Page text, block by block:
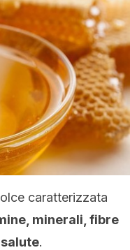
caratterizzata
minerali, fibre
.